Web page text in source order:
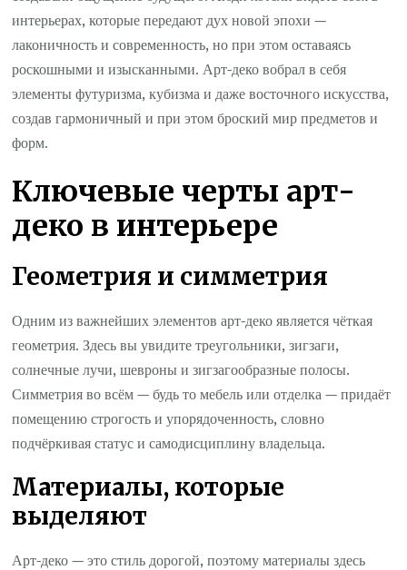
интерьерах, которые передают дух новой эпохи —
лаконичность и современность, но при этом оставаясь
роскошными и изысканными. Арт-деко вобрал в себя
элементы футуризма, кубизма и даже восточного искусства,
создав гармоничный и при этом броский мир предметов и
форм.
Ключевые черты арт-
деко в интерьере
Геометрия и симметрия
Одним из важнейших элементов арт-деко является чёткая
геометрия. Здесь вы увидите треугольники, зигзаги,
солнечные лучи, шевроны и зигзагообразные полосы.
Симметрия во всём — будь то мебель или отделка — придаёт
помещению строгость и упорядоченность, словно
подчёркивая статус и самодисциплину владельца.
Материалы, которые
выделяют
Арт-деко — это стиль дорогой, поэтому материалы здесь